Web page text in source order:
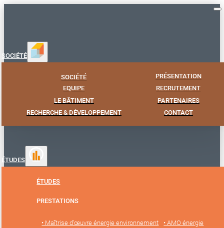
SOCIÉTÉ
SOCIÉTÉ
PRÉSENTATION
EQUIPE
RECRUTEMENT
LE BÂTIMENT
PARTENAIRES
RECHERCHE & DÉVELOPPEMENT
CONTACT
ÉTUDES
ÉTUDES
PRESTATIONS
• Maîtrise d’œuvre énergie environnement
• AMO énergie